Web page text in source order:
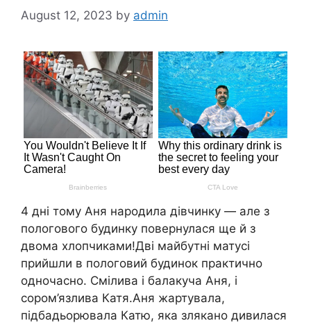
August 12, 2023 by admin
4 дні тому Аня народила дівчинку — але з
пологового будинку повернулася ще й з
двома хлопчиками!Дві майбутні матусі
прийшли в пологовий будинок практично
одночасно. Смілива і балакуча Аня, і
сором’язлива Катя.Аня жартувала,
підбадьорювала Катю, яка злякано дивилася